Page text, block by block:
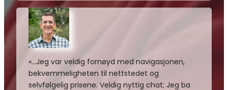
«…Jeg var veldig fornøyd med navigasjonen,
bekvemmeligheten til nettstedet og
selvfølgelig prisene. Veldig nyttig chat; Jeg ba